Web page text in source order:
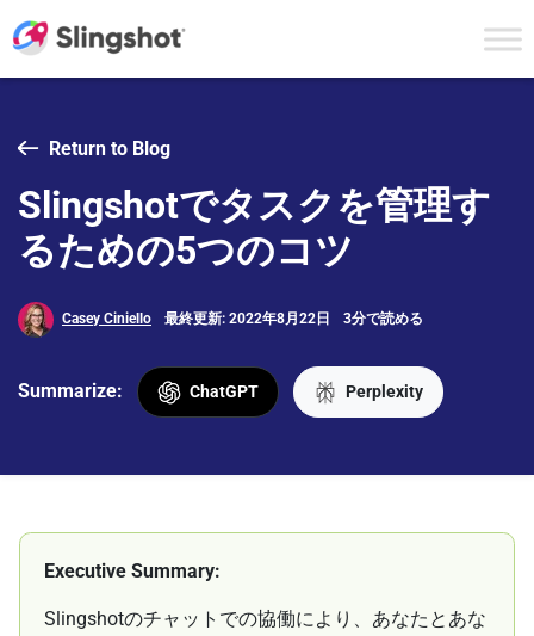
Return to Blog
Slingshotでタスクを管理す
るための5つのコツ
Casey Ciniello 最終更新: 2022年8月22日 3分で読める
Summarize: ChatGPT Perplexity
Executive Summary:
Slingshotのチャットでの協働により、あなたとあな